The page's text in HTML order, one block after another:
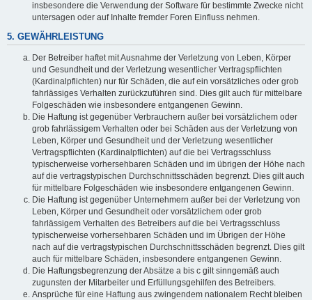
insbesondere die Verwendung der Software für bestimmte Zwecke nicht
untersagen oder auf Inhalte fremder Foren Einfluss nehmen.
5. GEWÄHRLEISTUNG
Der Betreiber haftet mit Ausnahme der Verletzung von Leben, Körper
und Gesundheit und der Verletzung wesentlicher Vertragspflichten
(Kardinalpflichten) nur für Schäden, die auf ein vorsätzliches oder grob
fahrlässiges Verhalten zurückzuführen sind. Dies gilt auch für mittelbare
Folgeschäden wie insbesondere entgangenen Gewinn.
Die Haftung ist gegenüber Verbrauchern außer bei vorsätzlichem oder
grob fahrlässigem Verhalten oder bei Schäden aus der Verletzung von
Leben, Körper und Gesundheit und der Verletzung wesentlicher
Vertragspflichten (Kardinalpflichten) auf die bei Vertragsschluss
typischerweise vorhersehbaren Schäden und im übrigen der Höhe nach
auf die vertragstypischen Durchschnittsschäden begrenzt. Dies gilt auch
für mittelbare Folgeschäden wie insbesondere entgangenen Gewinn.
Die Haftung ist gegenüber Unternehmern außer bei der Verletzung von
Leben, Körper und Gesundheit oder vorsätzlichem oder grob
fahrlässigem Verhalten des Betreibers auf die bei Vertragsschluss
typischerweise vorhersehbaren Schäden und im Übrigen der Höhe
nach auf die vertragstypischen Durchschnittsschäden begrenzt. Dies gilt
auch für mittelbare Schäden, insbesondere entgangenen Gewinn.
Die Haftungsbegrenzung der Absätze a bis c gilt sinngemäß auch
zugunsten der Mitarbeiter und Erfüllungsgehilfen des Betreibers.
Ansprüche für eine Haftung aus zwingendem nationalem Recht bleiben